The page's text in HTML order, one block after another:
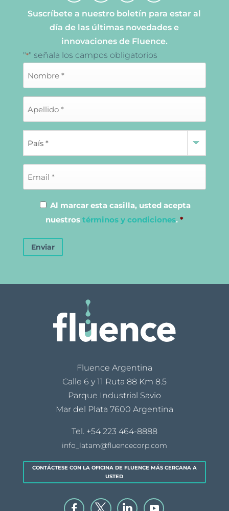
Suscríbete a nuestro boletín para estar al
día de las últimas novedades e
innovaciones de Fluence.
"*" señala los campos obligatorios
Al marcar esta casilla, usted acepta
nuestros términos y condiciones. *
Enviar
Fluence Argentina
Calle 6 y 11 Ruta 88 Km 8.5
Parque Industrial Savio
Mar del Plata 7600 Argentina
Tel. +54 223 464-8888
info_latam@fluencecorp.com
CONTÁCTESE CON LA OFICINA DE FLUENCE MÁS CERCANA A
USTED